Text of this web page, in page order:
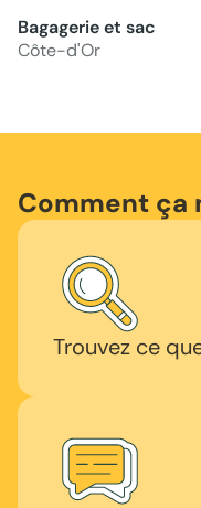
Bagagerie et sac
Côte-d'Or
Comment ça
Trouvez ce